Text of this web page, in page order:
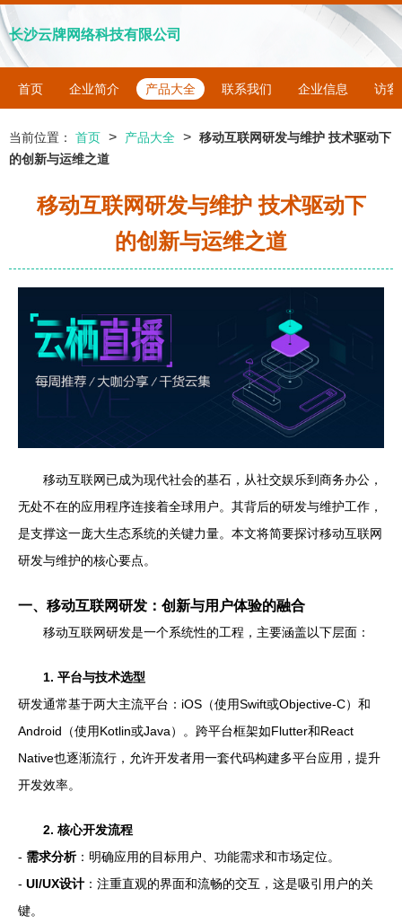
长沙云牌网络科技有限公司
首页 企业简介 产品大全 联系我们 企业信息 访客
当前位置： 首页 > 产品大全 > 移动互联网研发与维护 技术驱动下
的创新与运维之道
移动互联网研发与维护 技术驱动下
的创新与运维之道
移动互联网已成为现代社会的基石，从社交娱乐到商务办公，
无处不在的应用程序连接着全球用户。其背后的研发与维护工作，
是支撑这一庞大生态系统的关键力量。本文将简要探讨移动互联网
研发与维护的核心要点。
一、移动互联网研发：创新与用户体验的融合
移动互联网研发是一个系统性的工程，主要涵盖以下层面：
1. 平台与技术选型
研发通常基于两大主流平台：iOS（使用Swift或Objective-C）和
Android（使用Kotlin或Java）。跨平台框架如Flutter和React
Native也逐渐流行，允许开发者用一套代码构建多平台应用，提升
开发效率。
2. 核心开发流程
- 需求分析：明确应用的目标用户、功能需求和市场定位。
- UI/UX设计 ：注重直观的界面和流畅的交互，这是吸引用户的关
键。